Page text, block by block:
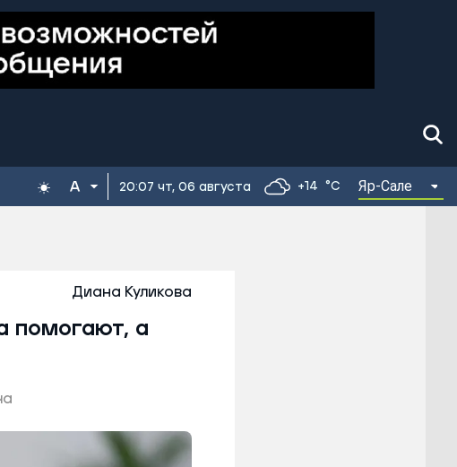
20:07 чт, 06 августа +14 °C Яр-Сале
Диана Куликова
помогают, а